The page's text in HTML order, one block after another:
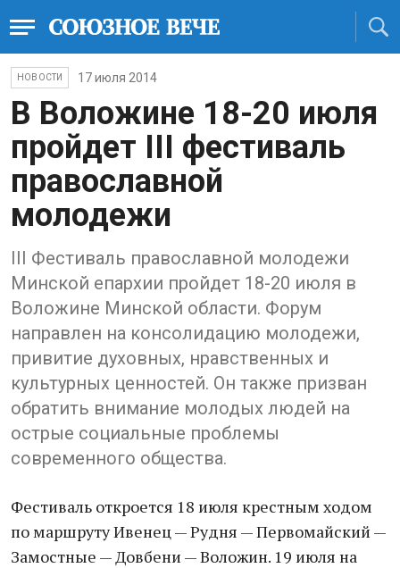
НОВОСТИ 17 июля 2014
В Воложине 18-20 июля
пройдет III фестиваль
православной
молодежи
III Фестиваль православной молодежи
Минской епархии пройдет 18-20 июля в
Воложине Минской области. Форум
направлен на консолидацию молодежи,
привитие духовных, нравственных и
культурных ценностей. Он также призван
обратить внимание молодых людей на
острые социальные проблемы
современного общества.
Фестиваль откроется 18 июля крестным ходом
по маршруту Ивенец — Рудня — Первомайский —
Замостные — Довбени — Воложин. 19 июля на